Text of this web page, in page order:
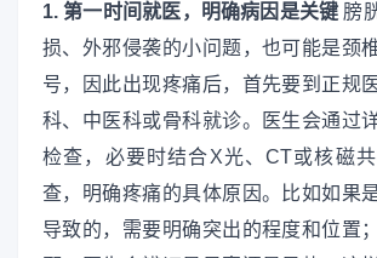
1. 第一时间就医，明确病因是关键 膀
损、外邪侵袭的小问题，也可能是颈
号，因此出现疼痛后，首先要到正规
科、中医科或骨科就诊。医生会通过
检查，必要时结合X光、CT或核磁
查，明确疼痛的具体原因。比如如果
导致的，需要明确突出的程度和位置